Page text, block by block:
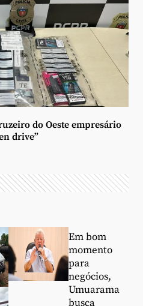
do Oeste empresário
drive”
Em bom
momento
para
negócios,
Umuarama
busca